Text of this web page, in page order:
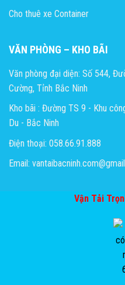
Cho thuê xe Container
VĂN PHÒNG – KHO BÃI
Văn phòng đại diện: Số 544,
Cường, Tỉnh Bắc Ninh
Kho bãi : Đường TS 9 - Khu
Du - Bắc Ninh
Điện thoại: 058.66.91.888
Email:
Vận Tải